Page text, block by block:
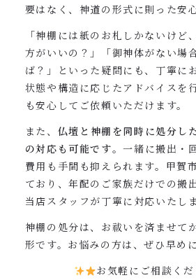
要はなく、神道の形式に則った安
「神棚には紙のお札しかないけど
方がいいの？」「御神体がない場
ば？」といった疑問にも、丁寧に
状態や構造に応じたアドバイスを
も安心してご依頼いただけます。
また、 仏壇と神棚を同時に処分し
の対応も可能です。一緒に搬出・
費用も手間も抑えられます。甲賀
ており、年配のご家族だけでの搬
当店スタッフが丁寧に対応いたしま
神棚の処分は、お祓いを済ませて
形です。お悩みの方は、ぜひ早め
お気軽にご相談くだ